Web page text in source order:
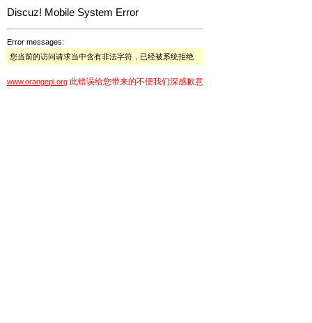
Discuz! Mobile System Error
Error messages:
您当前的访问请求当中含有非法字符，已经被系统拒绝
www.orangepi.org 此错误给您带来的不便我们深感歉意